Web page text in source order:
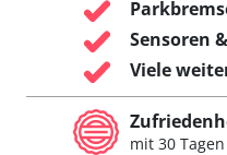
Sensoren
Viele
mit 30